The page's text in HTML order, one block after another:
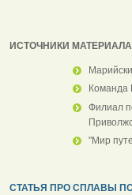
ИСТОЧНИКИ
Команда
Филиал
"Мир
СТАТЬЯ ПРО СПЛАВЫ